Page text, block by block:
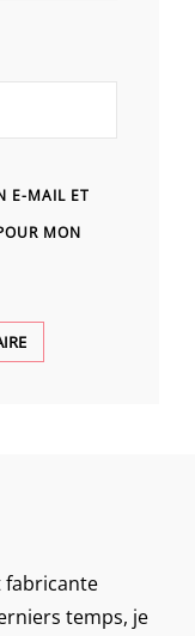
E-MAIL ET
MON
fabricante
temps, je